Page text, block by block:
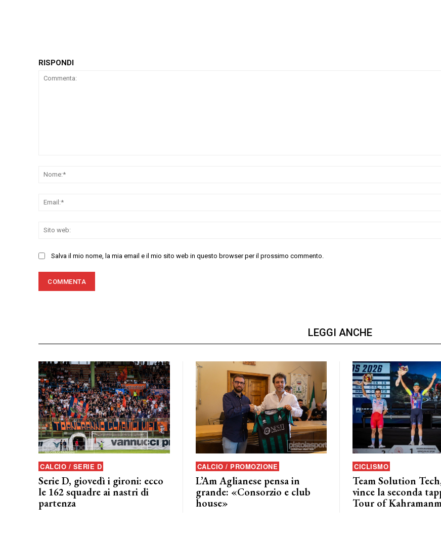
RISPONDI
Salva il mio nome, la mia email e il mio sito web in questo browser per il prossimo commento.
LEGGI ANCHE
CALCIO / SERIE D
Serie D, giovedì i gironi: ecco
le 162 squadre ai nastri di
partenza
CALCIO / PROMOZIONE
L’Am Aglianese pensa in
grande: «Consorzio e club
house»
CICLISMO
Team Solution
vince la seconda
Tour of